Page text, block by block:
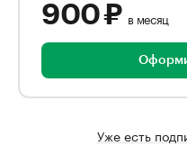
900 ₽ в месяц
Уже есть